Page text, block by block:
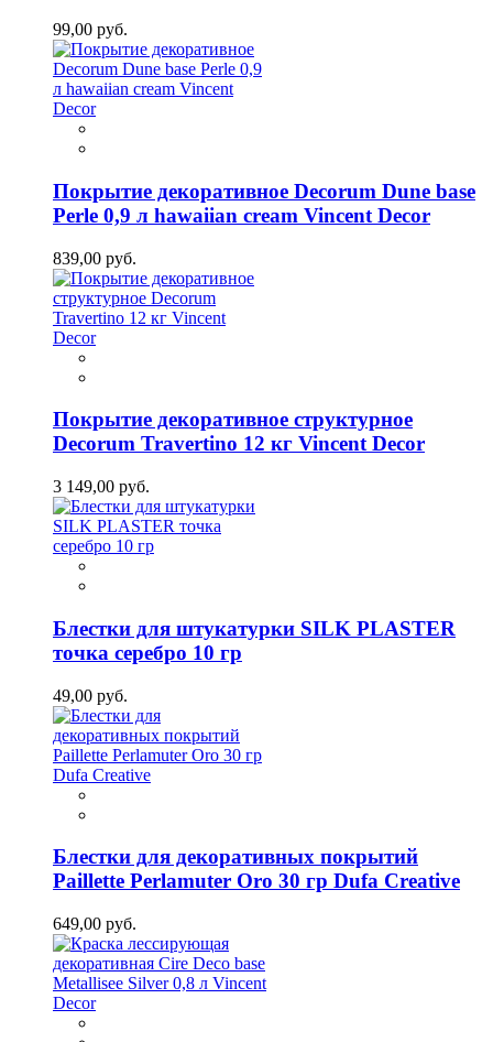
99,00 руб.
Покрытие декоративное Decorum Dune base
Perle 0,9 л hawaiian cream Vincent Decor
839,00 руб.
Покрытие декоративное структурное
Decorum Travertino 12 кг Vincent Decor
3 149,00 руб.
Блестки для штукатурки SILK PLASTER
точка серебро 10 гр
49,00 руб.
Блестки для декоративных покрытий
Paillette Perlamuter Oro 30 гр Dufa Creative
649,00 руб.